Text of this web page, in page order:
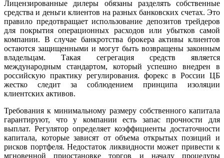
Лицензированные дилеры обязаны разделять собственные
средства и деньги клиентов на разных банковских счетах. Это
правило предотвращает использование депозитов трейдеров
для покрытия операционных расходов или убытков самой
компании. В случае банкротства брокера активы клиентов
остаются защищенными и могут быть возвращены законным
владельцам. Такая сегрегация средств является
международным стандартом, который успешно внедрен в
российскую практику регулирования. форекс в России ЦБ
жестко следит за соблюдением принципа изоляции
клиентских активов.
Требования к минимальному размеру собственного капитала
гарантируют, что у компании есть запас прочности для
выплат. Регулятор определяет коэффициенты достаточности
капитала, которые зависят от объема открытых позиций и
рисков портфеля. Недостаток ликвидности может привести к
мгновенной приостановке торгов и началу процедуры